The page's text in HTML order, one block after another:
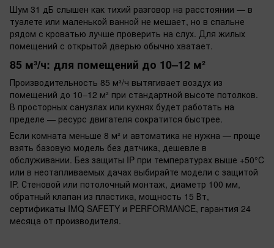
Шум 31 дБ слышен как тихий разговор на расстоянии — в
туалете или маленькой ванной не мешает, но в спальне
рядом с кроватью лучше проверить на слух. Для жилых
помещений с открытой дверью обычно хватает.
85 м³/ч: для помещений до 10–12 м²
Производительность 85 м³/ч вытягивает воздух из
помещений до 10–12 м² при стандартной высоте потолков.
В просторных санузлах или кухнях будет работать на
пределе — ресурс двигателя сократится быстрее.
Если комната меньше 8 м² и автоматика не нужна — проще
взять базовую модель без датчика, дешевле в
обслуживании. Без защиты IP при температурах выше +50°C
или в неотапливаемых дачах выбирайте модели с защитой
IP. Стеновой или потолочный монтаж, диаметр 100 мм,
обратный клапан из пластика, мощность 15 Вт,
сертификаты IMQ SAFETY и PERFORMANCE, гарантия 24
месяца от производителя.